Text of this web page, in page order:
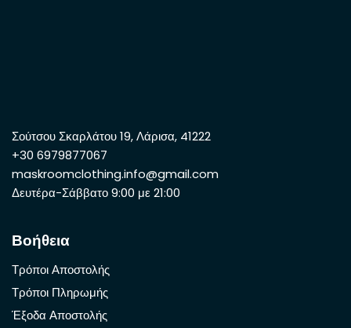
Σούτσου Σκαρλάτου 19, Λάρισα, 41222
+30 6979877067
maskroomclothing.info@gmail.com
Δευτέρα-Σάββατο 9:00 με 21:00
Βοήθεια
Τρόποι Αποστολής
Τρόποι Πληρωμής
Έξοδα Αποστολής